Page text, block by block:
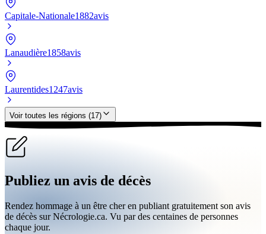
Capitale-Nationale1882avis
Lanaudière1858avis
Laurentides1247avis
Voir toutes les régions (17)
Publiez un avis de décès
Rendez hommage à un être cher en publiant gratuitement son avis
de décès sur Nécrologie.ca. Vu par des centaines de personnes
chaque jour.